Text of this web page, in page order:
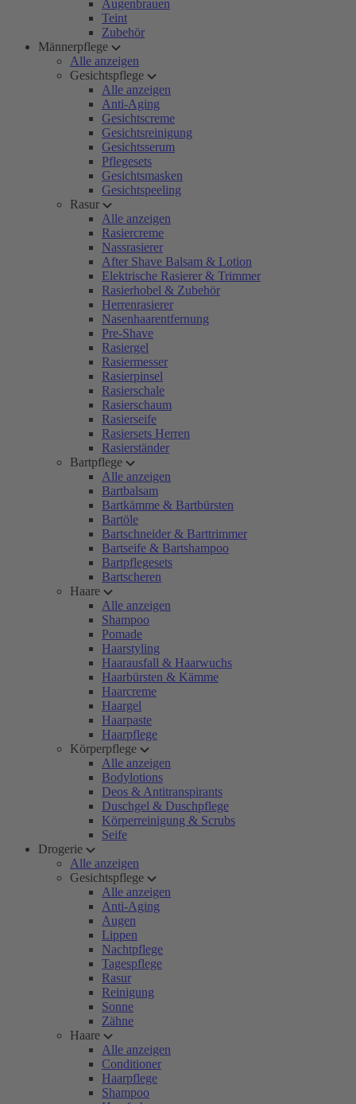
Augenbrauen
Teint
Zubehör
Männerpflege
Alle anzeigen
Gesichtspflege
Alle anzeigen
Anti-Aging
Gesichtscreme
Gesichtsreinigung
Gesichtsserum
Pflegesets
Gesichtsmasken
Gesichtspeeling
Rasur
Alle anzeigen
Rasiercreme
Nassrasierer
After Shave Balsam & Lotion
Elektrische Rasierer & Trimmer
Rasierhobel & Zubehör
Herrenrasierer
Nasenhaarentfernung
Pre-Shave
Rasiergel
Rasiermesser
Rasierpinsel
Rasierschale
Rasierschaum
Rasierseife
Rasiersets Herren
Rasierständer
Bartpflege
Alle anzeigen
Bartbalsam
Bartkämme & Bartbürsten
Bartöle
Bartschneider & Barttrimmer
Bartseife & Bartshampoo
Bartpflegesets
Bartscheren
Haare
Alle anzeigen
Shampoo
Pomade
Haarstyling
Haarausfall & Haarwuchs
Haarbürsten & Kämme
Haarcreme
Haargel
Haarpaste
Haarpflege
Körperpflege
Alle anzeigen
Bodylotions
Deos & Antitranspirants
Duschgel & Duschpflege
Körperreinigung & Scrubs
Seife
Drogerie
Alle anzeigen
Gesichtspflege
Alle anzeigen
Anti-Aging
Augen
Lippen
Nachtpflege
Tagespflege
Rasur
Reinigung
Sonne
Zähne
Haare
Alle anzeigen
Conditioner
Haarpflege
Shampoo